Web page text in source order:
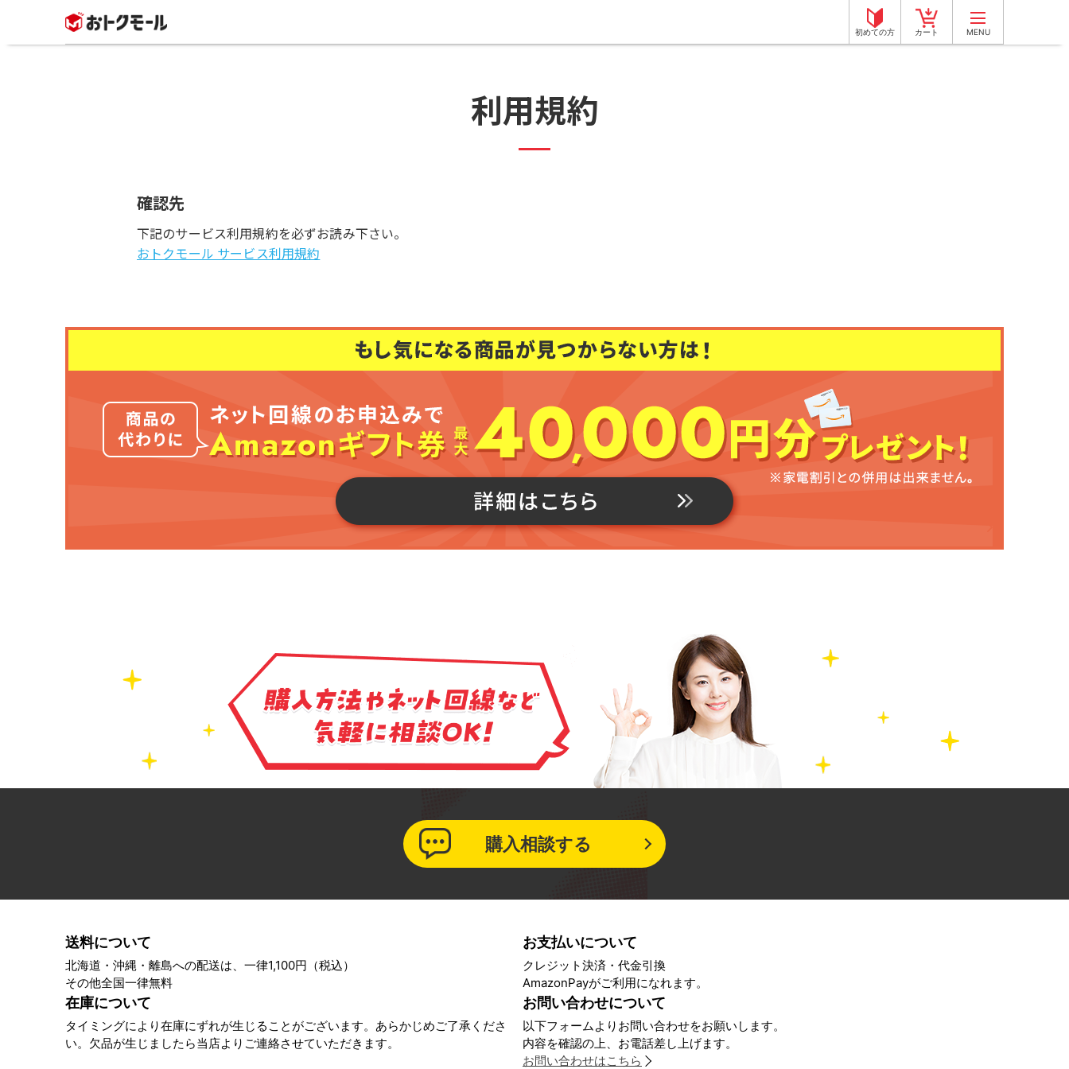
MENU
初めての方 カート
利用規約
確認先
下記のサービス利用規約を必ずお読み下さい。
おトクモール サービス利用規約
購入相談する
送料について
北海道・沖縄・離島への配送は、一律1,100円（税込）
その他全国一律無料
お支払いについて
クレジット決済・代金引換
AmazonPayがご利用になれます。
在庫について
タイミングにより在庫にずれが生じることがございます。あらかじめご了承くださ
い。欠品が生じましたら当店よりご連絡させていただきます。
お問い合わせについて
以下フォームよりお問い合わせをお願いします。
内容を確認の上、お電話差し上げます。
お問い合わせはこちら